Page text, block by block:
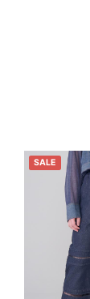
SALE